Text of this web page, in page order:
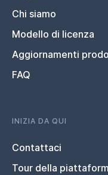
Chi siamo
Modello di licenza
Aggiornamenti
FAQ
INIZIA DA QUI
Contattaci
Tour della